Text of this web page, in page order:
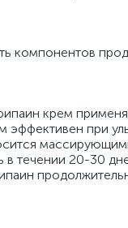
компонентов
крем
эффективен при
в течении 20-30